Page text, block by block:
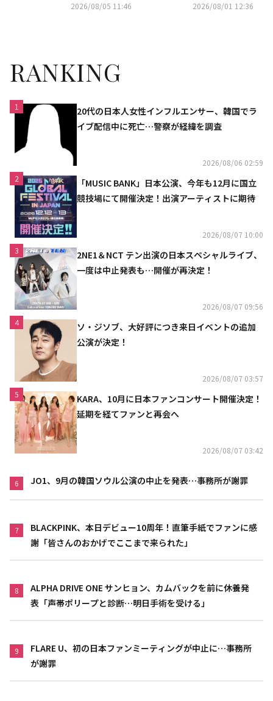
e 7月の記事ランキングTOP5」
2026/08/05 11:46 アワード」に授賞者として登場
2026/08/01 12:36
RANKING
1
20代の日本人女性インフルエンサー、韓国でラ
イブ配信中に死亡…警察が経緯を調査
2026/08/06 02:59
2
「MUSIC BANK」日本公演、今年も12月に国立
競技場にて開催決定！出演アーティストに期待
2026/08/07 10:00
3
2NE1＆NCT テン出演の日本スペシャルライブ、
一度は中止発表も…開催が再決定！
2026/08/07 09:56
4
ソ・ジソブ、大好評につき来日イベントの追加
公演が決定！
2026/08/07 03:57
5
KARA、10月に日本ファンコンサート開催決定！
延期を経てファンと再会へ
2026/08/07 03:42
6 JO1、9月の韓国ソウル公演の中止を発表…事務所が謝罪
7
BLACKPINK、本日デビュー10周年！直筆手紙でファンに感
謝「皆さんのおかげでここまで来られた」
8
ALPHA DRIVE ONE サンヒョン、カムバックを前に休養発
表「声帯ポリープと診断…明日手術を受ける」
9
FLARE U、初の日本ファンミーティングが中止に…事務所
が謝罪